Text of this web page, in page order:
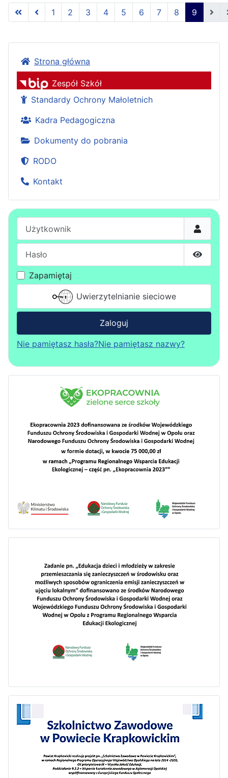
Strona 9 z 9
1 2 3 4 5 6 7 8 9
Strona główna
Zespół Szkół
Standardy Ochrony Małoletnich
Kadra Pedagogiczna
Dokumenty do pobrania
RODO
Kontakt
Pokaż
Zapamiętaj
Uwierzytelnianie sieciowe
Zaloguj
Nie pamiętasz hasła?Nie pamiętasz nazwy?